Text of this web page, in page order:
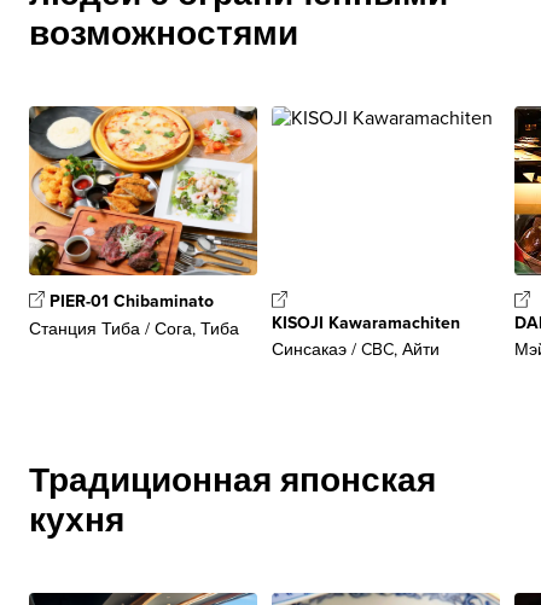
возможностями
PIER-01 Chibaminato
Станция Тиба / Сога, Тиба
KISOJI Kawaramachiten
Синсакаэ / CBC, Айти
Традиционная японская
кухня